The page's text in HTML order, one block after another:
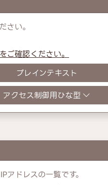
さい。
ご確認ください。
プレインテキスト
アクセス制御用ひな型
アドレスの一覧です。